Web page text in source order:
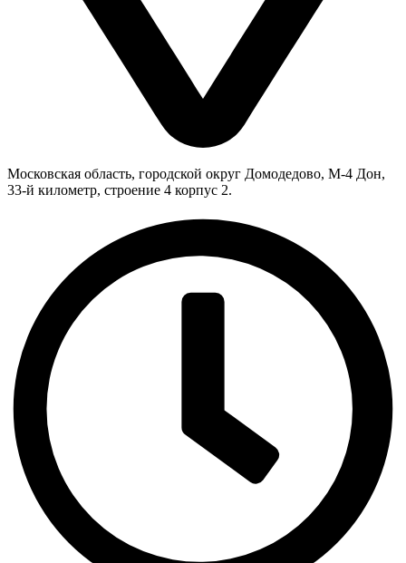
Московская область, городской округ Домодедово, М-4 Дон,
33-й километр, строение 4 корпус 2.